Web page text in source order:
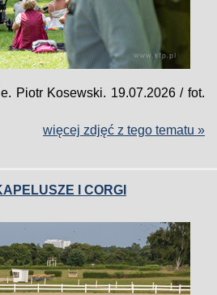
Piotr Kosewski. 19.07.2026 / fot.
więcej zdjęć z tego tematu »
I CORGI